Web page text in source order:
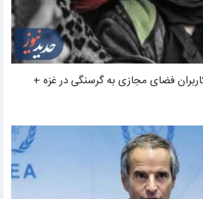
فضای مجازی به گرسنگی در غزه +